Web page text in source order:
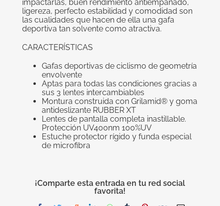
impactarlas, buen rendimiento antiempañado,
ligereza, perfecto estabilidad y comodidad son
las cualidades que hacen de ella una gafa
deportiva tan solvente como atractiva.
CARACTERÍSTICAS
Gafas deportivas de ciclismo de geometría
envolvente
Aptas para todas las condiciones gracias a
sus 3 lentes intercambiables
Montura construida con Grilamid® y goma
antideslizante RUBBER XT
Lentes de pantalla completa inastillable.
Protección UV400nm 100%UV
Estuche protector rígido y funda especial
de microfibra
¡Comparte esta entrada en tu red social
favorita!